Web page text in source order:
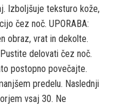
Izboljšuje teksturo kože,
čez noč. UPORABA:
obraz, vrat in dekolte.
delovati čez noč.
postopno povečajte.
predelu. Naslednji
vsaj 30. Ne